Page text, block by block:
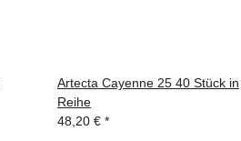
Artecta Cayenne 25 40 Stück in
Reihe
48,20 € *